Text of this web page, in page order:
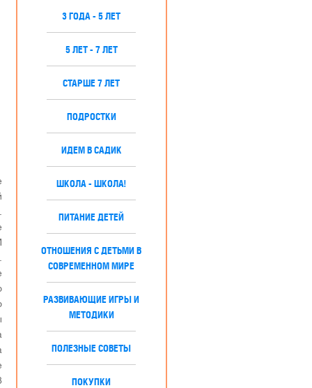
3 ГОДА - 5 ЛЕТ
5 ЛЕТ - 7 ЛЕТ
СТАРШЕ 7 ЛЕТ
ПОДРОСТКИ
ИДЕМ В САДИК
ШКОЛА - ШКОЛА!
ПИТАНИЕ ДЕТЕЙ
ОТНОШЕНИЯ С ДЕТЬМИ В
СОВРЕМЕННОМ МИРЕ
РАЗВИВАЮЩИЕ ИГРЫ И
МЕТОДИКИ
ПОЛЕЗНЫЕ СОВЕТЫ
ПОКУПКИ